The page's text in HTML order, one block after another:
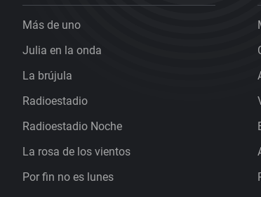
Más de uno
Julia en la onda
La brújula
Radioestadio
Radioestadio Noche
La rosa de los vientos
Por fin no es lunes